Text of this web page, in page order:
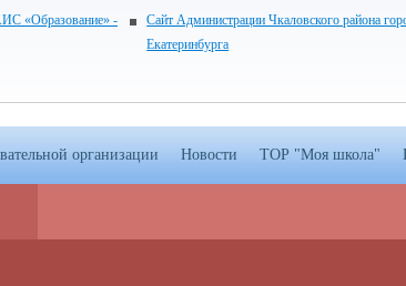
«Образование» -
Сайт Администрации Чкаловского района
Екатеринбурга
организации Новости ТОР "Моя школа"